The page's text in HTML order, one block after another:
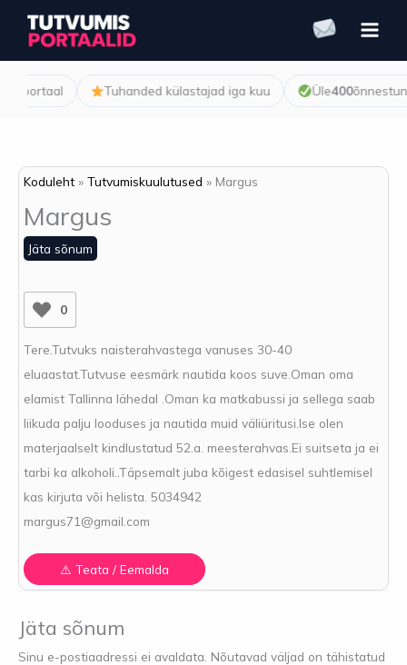
content
Tuhanded külastajad iga kuu Üle400õnnestunud
Koduleht Tutvumiskuulutused Margus
Margus
Jäta sõnum
0
Tere.Tutvuks naisterahvastega vanuses 30-40
eluaastat.Tutvuse eesmärk nautida koos suve.Oman oma
elamist Tallinna lähedal .Oman ka matkabussi ja sellega saab
liikuda palju looduses ja nautida muid väliüritusi.Ise olen
materjaalselt kindlustatud 52.a. meesterahvas.Ei suitseta ja ei
tarbi ka alkoholi..Täpsemalt juba kõigest edasisel suhtlemisel
kas kirjuta või helista. 5034942
margus71@gmail.com
Jäta sõnum
Sinu e-postiaadressi ei avaldata. Nõutavad väljad on tähistatud